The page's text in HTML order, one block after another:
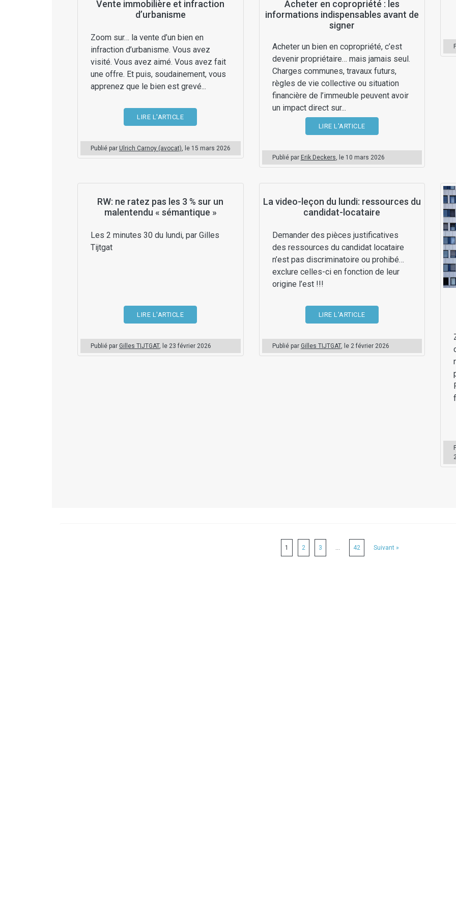
Vente immobilière et infraction
d’urbanisme
Zoom sur… la vente d’un bien en
infraction d’urbanisme. Vous avez
visité. Vous avez aimé. Vous avez fait
une offre. Et puis, soudainement, vous
apprenez que le bien est grevé...
LIRE L'ARTICLE
Publié par Ulrich Carnoy (avocat), le 15 mars 2026
Acheter en copropriété : les
informations indispensables avant de
signer
Acheter un bien en copropriété, c’est
devenir propriétaire… mais jamais seul.
Charges communes, travaux futurs,
règles de vie collective ou situation
financière de l’immeuble peuvent avoir
un impact direct sur...
LIRE L'ARTICLE
Publié par Erik Deckers, le 10 mars 2026
RW: ne ratez pas les 3 % sur un
malentendu « sémantique »
Les 2 minutes 30 du lundi, par Gilles
Tijtgat
LIRE L'ARTICLE
Publié par Gilles TIJTGAT, le 23 février 2026
La video-leçon du lundi: ressources du
candidat-locataire
Demander des pièces justificatives
des ressources du candidat locataire
n’est pas discriminatoire ou prohibé…
exclure celles-ci en fonction de leur
origine l’est !!!
LIRE L'ARTICLE
Publié par Gilles TIJTGAT, le 2 février 2026
1 2 3 … 42 Suivant »